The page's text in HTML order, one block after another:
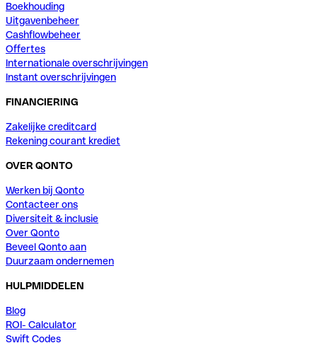
Boekhouding
Uitgavenbeheer
Cashflowbeheer
Offertes
Internationale overschrijvingen
Instant overschrijvingen
FINANCIERING
Zakelijke creditcard
Rekening courant krediet
OVER QONTO
Werken bij Qonto
Contacteer ons
Diversiteit & inclusie
Over Qonto
Beveel Qonto aan
Duurzaam ondernemen
HULPMIDDELEN
Blog
ROI- Calculator
Swift Codes